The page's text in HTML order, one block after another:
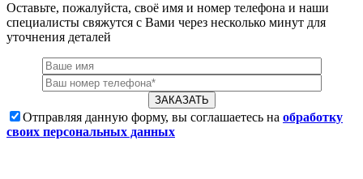
Оставьте, пожалуйста, своё имя и номер телефона и наши
специалисты свяжутся с Вами через несколько минут для
уточнения деталей
Отправляя данную форму, вы соглашаетесь на обработку
своих персональных данных